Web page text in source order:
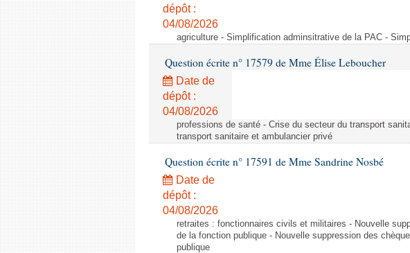
dépôt :
04/08/2026
agriculture - Simplification adminsitrative de la PAC -
Question écrite n° 17579 de Mme Élise Leboucher
Date de
dépôt :
04/08/2026
professions de santé - Crise du secteur du transport
transport sanitaire et ambulancier privé
Question écrite n° 17591 de Mme Sandrine Nosbé
Date de
dépôt :
04/08/2026
retraites : fonctionnaires civils et militaires - Nouvelle
de la fonction publique - Nouvelle suppression des
publique